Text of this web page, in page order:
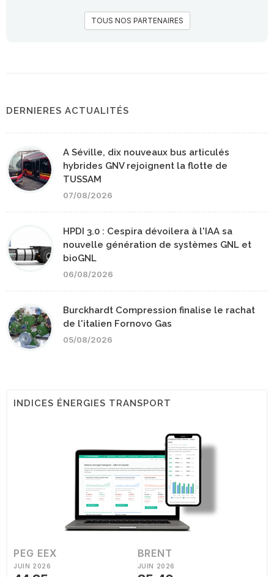
TOUS NOS PARTENAIRES
DERNIERES ACTUALITÉS
A Séville, dix nouveaux bus articulés
hybrides GNV rejoignent la flotte de
TUSSAM
07/08/2026
HPDI 3.0 : Cespira dévoilera à l'IAA sa
nouvelle génération de systèmes GNL et
bioGNL
06/08/2026
Burckhardt Compression finalise le rachat
de l'italien Fornovo Gas
05/08/2026
INDICES ÉNERGIES TRANSPORT
PEG EEX
JUIN 2026
BRENT
JUIN 2026